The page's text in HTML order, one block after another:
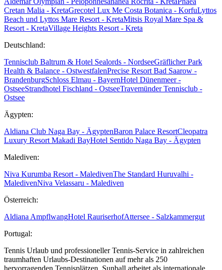
Cretan Malia - KretaGrecotel Lux Me Costa Botanica - KorfuLyttos
Beach und Lyttos Mare Resort - KretaMitsis Royal Mare Spa &
Resort - KretaVillage Heights Resort - Kreta
Deutschland:
Tennisclub Baltrum & Hotel Sealords - NordseeGräflicher Park
Health & Balance - OstwestfalenPrecise Resort Bad Saarow -
BrandenburgSchloss Elmau - BayernHotel Dünenmeer -
OstseeStrandhotel Fischland - OstseeTravemünder Tennisclub -
Ostsee
Ägypten:
Aldiana Club Naga Bay - ÄgyptenBaron Palace ResortCleopatra
Luxury Resort Makadi BayHotel Sentido Naga Bay - Ägypten
Malediven:
Niva Kurumba Resort - MaledivenThe Standard Huruvalhi -
MaledivenNiva Velassaru - Malediven
Österreich:
Aldiana AmpflwangHotel RauriserhofAttersee - Salzkammergut
Portugal:
Tennis Urlaub und professioneller Tennis-Service in zahlreichen
traumhaften Urlaubs-Destinationen auf mehr als 250